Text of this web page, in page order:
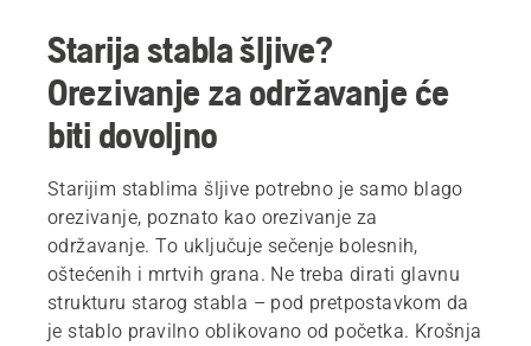
Starija stabla šljive?
Orezivanje za održavanje će
biti dovoljno
Starijim stablima šljive potrebno je samo blago
orezivanje, poznato kao orezivanje za
održavanje. To uključuje sečenje bolesnih,
oštećenih i mrtvih grana. Ne treba dirati glavnu
strukturu starog stabla – pod pretpostavkom da
je stablo pravilno oblikovano od početka. Krošnja